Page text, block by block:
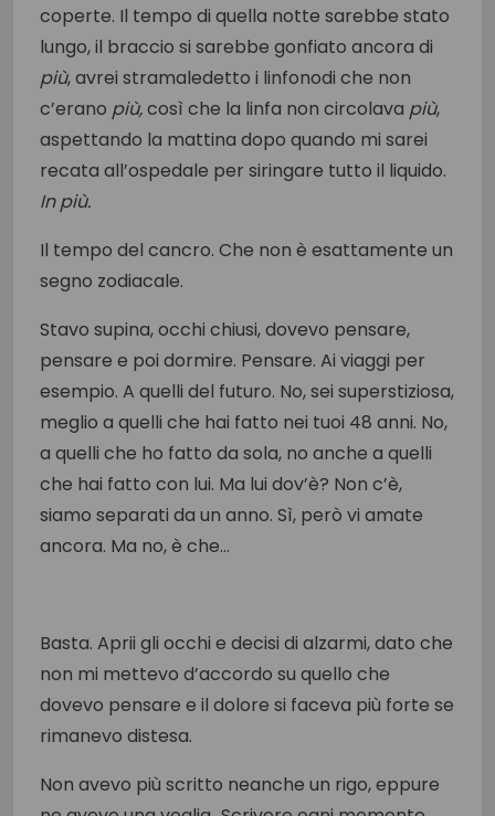
coperte. Il tempo di quella notte sarebbe stato
lungo, il braccio si sarebbe gonfiato ancora di
più, avrei stramaledetto i linfonodi che non
c’erano più,così che la linfa non circolava più,
aspettando la mattina dopo quando mi sarei
recata all’ospedale per siringare tutto il liquido.
In più.
Il tempo del cancro. Che non è esattamente un
segno zodiacale.
Stavo supina, occhi chiusi, dovevo pensare,
pensare e poi dormire. Pensare. Ai viaggi per
esempio. A quelli del futuro. No, sei superstiziosa,
meglio a quelli che hai fatto nei tuoi 48 anni. No,
a quelli che ho fatto da sola, no anche a quelli
che hai fatto con lui. Ma lui dov’è? Non c’è,
siamo separati da un anno. Sì, però vi amate
ancora. Ma no, è che…
Basta. Aprii gli occhi e decisi di alzarmi, dato che
non mi mettevo d’accordo su quello che
dovevo pensare e il dolore si faceva più forte se
rimanevo distesa.
Non avevo più scritto neanche un rigo, eppure